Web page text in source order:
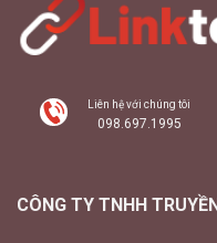
Liên hệ với chúng tôi
098.697.1995
CÔNG TY TNHH